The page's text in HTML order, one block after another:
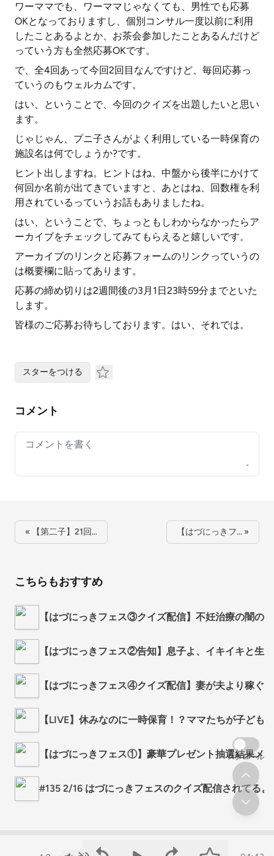
ワーママでも、ワーママじゃなくても、男性でも応募
OKとなっておりますし、個別コンサル一度以前に利用
したことあるよとか、お茶会参加したことあるんだけど
っていう方も全然応募OKです。
で、全4回あって今回2回目なんですけど、毎回応募っ
ていうのもウェルカムです。
はい、ということで、今回のクイズを出題したいと思い
ます。
じゃじゃん、プニ子さんがよく利用している一時保育の
施設名は何でしょうか?です。
ヒント出しますね。ヒントはね、中盤から後半にかけて
何回か名前が出てきていますと、あとはね、回数権を利
用されているっていうお話もありましたね。
はい、ということで、ちょっともしわからなかったらア
ーカイブをチェックしてみてもらえると嬉しいです。
アーカイブのリンクと応募フォームのリンクっていうの
は概要欄に貼ってあります。
応募の締め切りは2週間後の3月1日23時59分までといた
します。
皆様のご応募お待ちしております。はい、それでは。
スターをつける
コメント
Your comment
« 【第二子】21回… 【はづにっきフ… »
こちらもおすすめ
【はづにっきフェス③クイズ配信】不妊治療の闇の
【はづにっきフェス②告知】息子よ、イキイキと生
【はづにっきフェス④クイズ配信】妻が夫より稼ぐ
【LIVE】休みなのに一時保育！？ママたちが子ども
【はづにっきフェス①】豪華プレゼント抽選結果メ
#135 2/16 はづにっきフェスのクイズ配信されてる
スクロール